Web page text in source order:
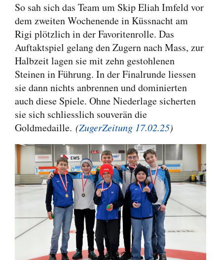
So sah sich das Team um Skip Eliah Imfeld vor
dem zweiten Wochenende in Küssnacht am
Rigi plötzlich in der Favoritenrolle. Das
Auftaktspiel gelang den Zugern nach Mass, zur
Halbzeit lagen sie mit zehn gestohlenen
Steinen in Führung. In der Finalrunde liessen
sie dann nichts anbrennen und dominierten
auch diese Spiele. Ohne Niederlage sicherten
sie sich schliesslich souverän die
Goldmedaille. (ZugerZeitung 17.02.25)